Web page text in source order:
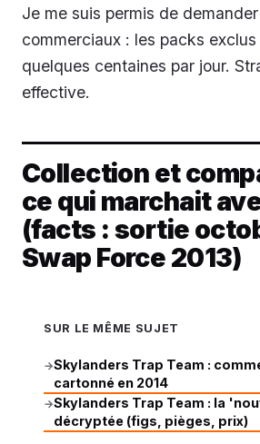
Je me suis permis de
commerciaux : les packs
quelques centaines par jour.
effective.
Collection et
ce qui marchait
(facts : sortie
Swap Force 2013)
SUR LE MÊME SUJET
→Skylanders Trap Team :
cartonné en 2014
→Skylanders Trap Team : la
décryptée (figs, pièges, prix)